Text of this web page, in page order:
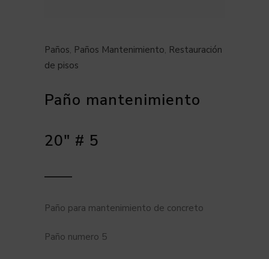
Paños, Paños Mantenimiento, Restauración
de pisos
Paño mantenimiento
20″ # 5
Paño para mantenimiento de concreto
Paño numero 5